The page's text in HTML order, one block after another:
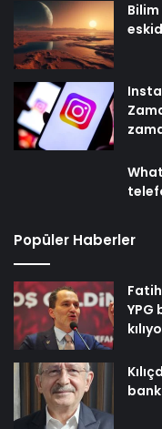
Popüler Haberler
YPG